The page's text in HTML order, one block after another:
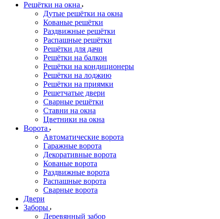
Решётки на окна
Дутые решётки на окна
Кованые решётки
Раздвижные решётки
Распашные решётки
Решётки для дачи
Решётки на балкон
Решётки на кондиционеры
Решётки на лоджию
Решётки на приямки
Решетчатые двери
Сварные решётки
Ставни на окна
Цветники на окна
Ворота
Автоматические ворота
Гаражные ворота
Декоративные ворота
Кованые ворота
Раздвижные ворота
Распашные ворота
Сварные ворота
Двери
Заборы
Деревянный забор